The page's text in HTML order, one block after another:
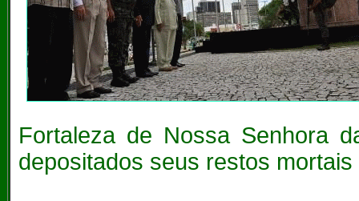
Fortaleza de Nossa Senhora
depositados seus restos